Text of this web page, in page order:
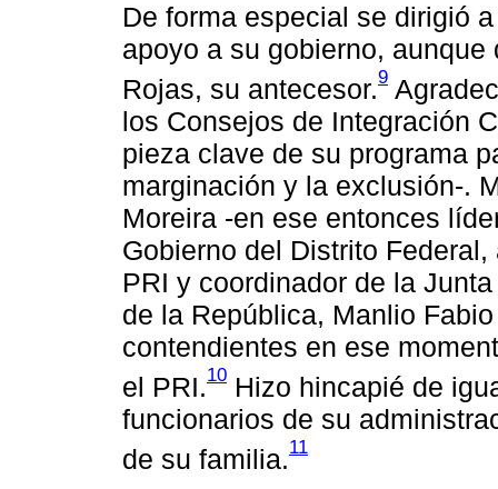
De forma especial se dirigió
apoyo a su gobierno,
Rojas, su antecesor.9
los Consejos de Integración
pieza clave de su programa
marginación y la exclusión-.
Moreira -en ese entonces
Gobierno del Distrito
PRI y coordinador de la
de la República, Manlio
contendientes en ese
el PRI.10 Hizo hincapié de
funcionarios de su
de su familia.11